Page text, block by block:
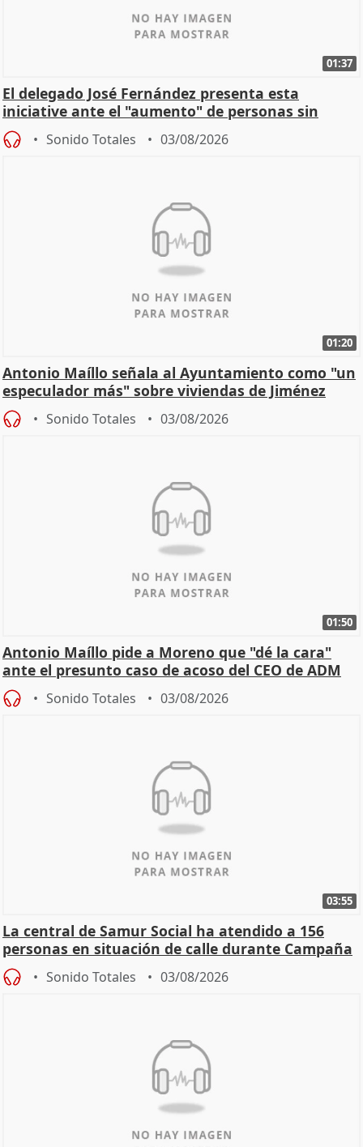
01:37
El delegado José Fernández presenta esta
iniciative ante el "aumento" de personas sin
hogar en Madri
Sonido Totales 03/08/2026
01:20
Antonio Maíllo señala al Ayuntamiento como "un
especulador más" sobre viviendas de Jiménez
Becerril
Sonido Totales 03/08/2026
01:50
Antonio Maíllo pide a Moreno que "dé la cara"
ante el presunto caso de acoso del CEO de ADM
Sonido Totales 03/08/2026
03:55
La central de Samur Social ha atendido a 156
personas en situación de calle durante Campaña
de Calor
Sonido Totales 03/08/2026